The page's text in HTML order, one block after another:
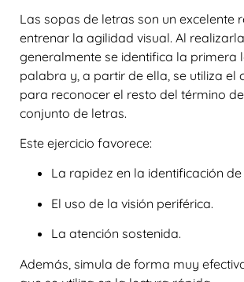
Las sopas de letras son un excelente
entrenar la agilidad visual. Al
generalmente se identifica la primera
palabra y, a partir de ella, se utiliza el
para reconocer el resto del término
conjunto de letras.
Este ejercicio favorece:
La rapidez en la identificación
El uso de la visión periférica.
La atención sostenida.
Además, simula de forma muy